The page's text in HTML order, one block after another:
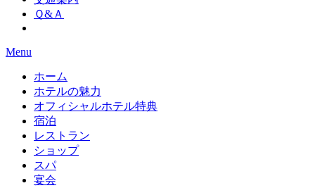
Ｑ&Ａ
Menu
ホーム
ホテルの魅力
オフィシャルホテル特典
宿泊
レストラン
ショップ
スパ
宴会